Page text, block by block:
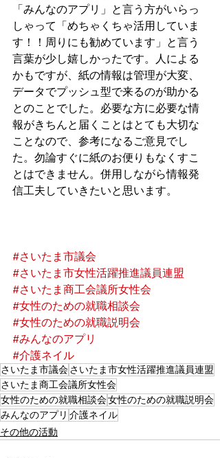
「みんなのアプリ」と言う方がいらっ
しゃって「めちゃくちゃ活用していま
す！！周りにも勧めています」と言う
言葉が少し嬉しかったです。人による
かもですが、紙の情報は管理が大変、
データでプッシュ型で来るのが助かる
とのことでした。必要な方に必要な情
報がきちんと届くことはとても大切な
ことなので、参考になるご意見でし
た。勿論すぐに紙のお便りもなくすこ
とはできません。併用しながら情報発
信工夫していきたいと思います。
#さいたま市議会
#さいたま市女性活躍推進議員連盟
#さいたま商工会議所女性会
#女性のための就職相談会
#女性のための就職説明会
#みんなのアプリ
#介護ネイル
さいたま市議会さいたま市女性活躍推進議員連盟
さいたま商工会議所女性会
女性のための就職相談会女性のための就職説明会
みんなのアプリ 介護ネイル
その他の活動